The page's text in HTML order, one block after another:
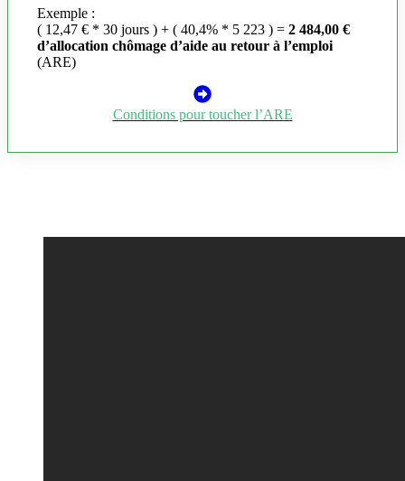
Exemple :
( 12,47 € * 30 jours ) + ( 40,4% * 5 223 ) = 2 484,00 €
d’allocation chômage d’aide au retour à l’emploi
(ARE)
Conditions pour toucher l’ARE